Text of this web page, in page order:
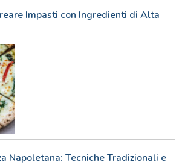
Impasti con Ingredienti di Alta
Napoletana: Tecniche Tradizionali e